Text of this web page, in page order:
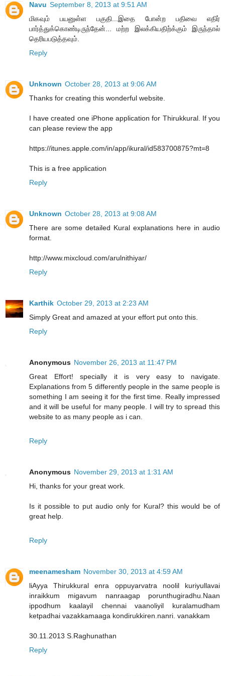
Navu September 8, 2013 at 9:51 AM
மிகவும் பயனுள்ள பகுதி...இதை போன்ற பதிவை எதிர்
பார்த்துக்கொண்டிருந்தேன்... மற்ற இலக்கியதிற்க்கும் இருந்தால்
தெரியபடுத்தவும்.
Reply
Unknown October 28, 2013 at 9:06 AM
Thanks for creating this wonderful website.
I have created one iPhone application for Thirukkural. If you
can please review the app
https://itunes.apple.com/in/app/ikural/id583700875?mt=8
This is a free application
Reply
Unknown October 28, 2013 at 9:08 AM
There are some detailed Kural explanations here in audio
format.
http://www.mixcloud.com/arulnithiyar/
Reply
Karthik October 29, 2013 at 2:23 AM
Simply Great and amazed at your effort put onto this.
Reply
Anonymous November 26, 2013 at 11:47 PM
Great Effort! specially it is very easy to navigate.
Explanations from 5 differently people in the same people is
something I am seeing it for the first time. Really impressed
and it will be useful for many people. I will try to spread this
website to as many people as i can.
Reply
Anonymous November 29, 2013 at 1:31 AM
Hi, thanks for your great work.
Is it possible to put audio only for Kural? this would be of
great help.
Reply
meenamesham November 30, 2013 at 4:59 AM
liAyya Thirukkural enra oppuyarvatra noolil kuriyullavai
inraikkum migavum nanraagap porunthugiradhu.Naan
ippodhum kaalayil chennai vaanoliyil kuralamudham
ketpadhai vazakkamaaga kondirukkiren.nanri. vanakkam
30.11.2013 S.Raghunathan
Reply